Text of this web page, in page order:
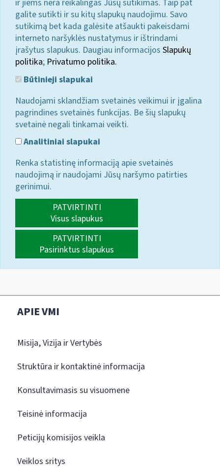
ir jiems nėra reikalingas Jūsų sutikimas. Taip pat
galite sutikti ir su kitų slapukų naudojimu. Savo
sutikimą bet kada galėsite atšaukti pakeisdami
interneto naršyklės nustatymus ir ištrindami
įrašytus slapukus. Daugiau informacijos Slapukų
politika; Privatumo politika.
Būtinieji slapukai
Naudojami sklandžiam svetainės veikimui ir įgalina
pagrindines svetainės funkcijas. Be šių slapukų
svetainė negali tinkamai veikti.
Analitiniai slapukai
Renka statistinę informaciją apie svetainės
naudojimą ir naudojami Jūsų naršymo patirties
gerinimui.
PATVIRTINTI
Visus slapukus
PATVIRTINTI
Pasirinktus slapukus
APIE VMI
Misija, Vizija ir Vertybės
Struktūra ir kontaktinė informacija
Konsultavimasis su visuomene
Teisinė informacija
Peticijų komisijos veikla
Veiklos sritys